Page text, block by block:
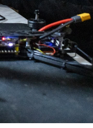
готує до
/ Frontliner